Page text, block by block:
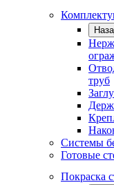
труб
Системы
Готовые
Покраска